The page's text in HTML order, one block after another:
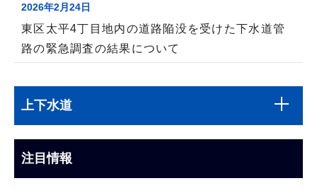
2026年2月24日
東区太平4丁目地内の道路陥没を受けた下水道管
路の緊急調査の結果について
こ
ま
で
ビ
上下水道
注目情報